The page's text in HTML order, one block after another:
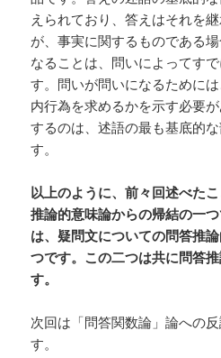
えられており、答えはそれを
が、事実に関するものである
なることは、問いによってす
す。問いが問いになるために
内行為を求めるかを示す必要
するのは、述語の最も基底的
す。
以上のように、前々回述べた
推論的意味論からの帰結の一
は、疑問文についての問答推
つです。この二つは共に問答
す。
次回は「問答関数論」論への
す。